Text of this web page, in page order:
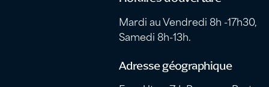
Mardi au Vendredi 8h -17h30,
Samedi 8h-13h.
Adresse géographique